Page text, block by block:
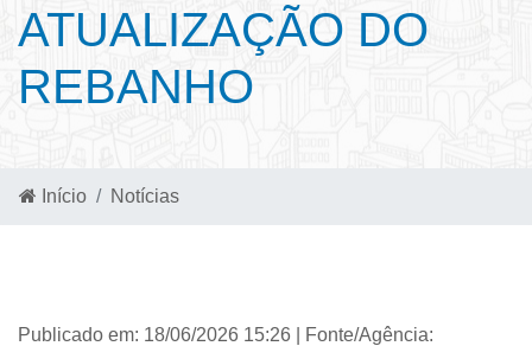
ATUALIZAÇÃO DO
REBANHO
Início Notícias
Publicado em: 18/06/2026 15:26 | Fonte/Agência: